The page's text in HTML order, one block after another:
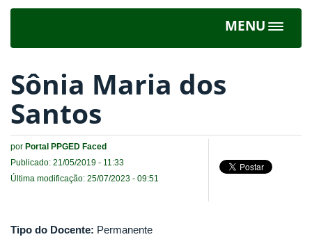
MENU
Toggle
Sônia Maria dos
Santos
por Portal PPGED Faced
Publicado: 21/05/2019 - 11:33
Última modificação: 25/07/2023 - 09:51
Tipo do Docente: Permanente